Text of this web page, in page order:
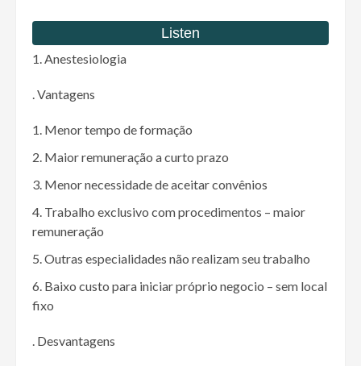
Anestesiologia
. Vantagens
Menor tempo de formação
Maior remuneração a curto prazo
Menor necessidade de aceitar convênios
Trabalho exclusivo com procedimentos – maior
remuneração
Outras especialidades não realizam seu trabalho
Baixo custo para iniciar próprio negocio – sem local
fixo
. Desvantagens